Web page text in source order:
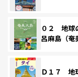
０２ 地
呂麻島（
Ｄ１７ 地